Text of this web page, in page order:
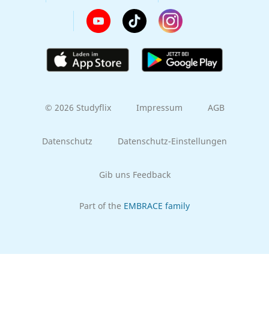
© 2026 Studyflix Impressum AGB
Datenschutz Datenschutz-Einstellungen
Gib uns Feedback
Part of the EMBRACE family